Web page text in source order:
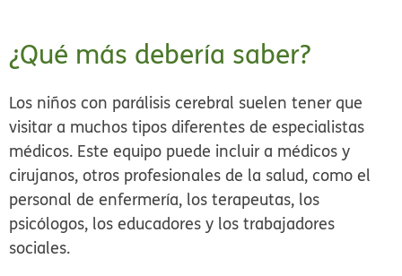
¿Qué más debería saber?
Los niños con parálisis cerebral suelen tener que
visitar a muchos tipos diferentes de especialistas
médicos. Este equipo puede incluir a médicos y
cirujanos, otros profesionales de la salud, como el
personal de enfermería, los terapeutas, los
psicólogos, los educadores y los trabajadores
sociales.